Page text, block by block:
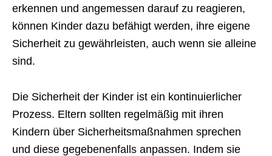
erkennen und angemessen darauf zu reagieren,
können Kinder dazu befähigt werden, ihre eigene
Sicherheit zu gewährleisten, auch wenn sie alleine
sind.
Die Sicherheit der Kinder ist ein kontinuierlicher
Prozess. Eltern sollten regelmäßig mit ihren
Kindern über Sicherheitsmaßnahmen sprechen
und diese gegebenenfalls anpassen. Indem sie